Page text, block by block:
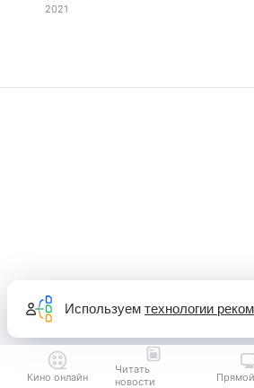
2021
Кино онлайн
Читать
новости
Используем технологии